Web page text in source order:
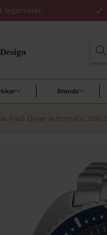
lagervarer
Brands
Padi Diver automatic stål